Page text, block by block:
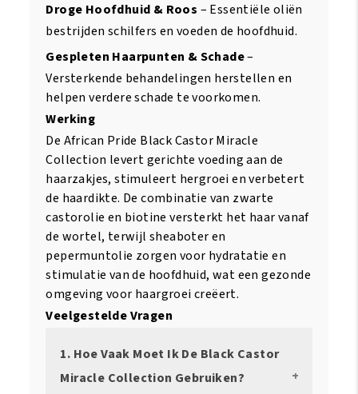
Droge Hoofdhuid & Roos – Essentiële oliën
bestrijden schilfers en voeden de hoofdhuid.
Gespleten Haarpunten & Schade–
Versterkende behandelingen herstellen en
helpen verdere schade te voorkomen.
Werking
De African Pride Black Castor Miracle
Collection levert gerichte voeding aan de
haarzakjes, stimuleert hergroei en verbetert
de haardikte. De combinatie van zwarte
castorolie en biotine versterkt het haar vanaf
de wortel, terwijl sheaboter en
pepermuntolie zorgen voor hydratatie en
stimulatie van de hoofdhuid, wat een gezonde
omgeving voor haargroei creëert.
Veelgestelde Vragen
1. Hoe Vaak Moet Ik De Black Castor
Miracle Collection Gebruiken?